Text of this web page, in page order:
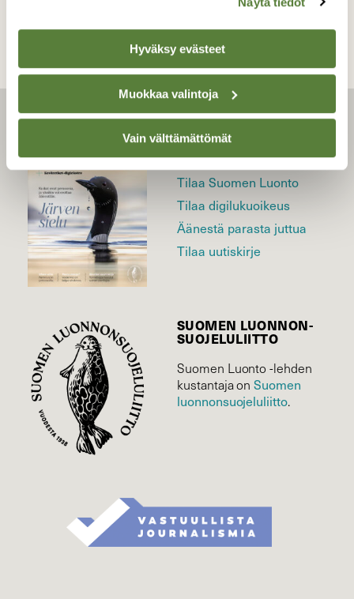
Hyväksy evästeet
Muokkaa valintoja
Vain välttämättömät
LEHTI
Uusin lehti
Tilaa Suomen Luonto
Tilaa digilukuoikeus
Äänestä parasta juttua
Tilaa uutiskirje
SUOMEN LUONNON­
SUOJELU­LIITTO
Suomen Luonto -lehden
kustantaja onSuomen
luonnonsuojelu­liitto.